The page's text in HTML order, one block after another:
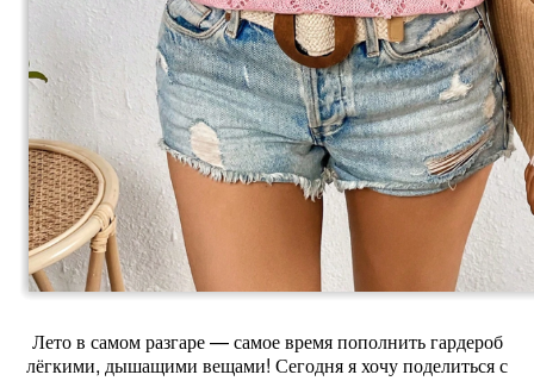
Лето в самом разгаре — самое время пополнить гардероб
лёгкими, дышащими вещами! Сегодня я хочу поделиться с